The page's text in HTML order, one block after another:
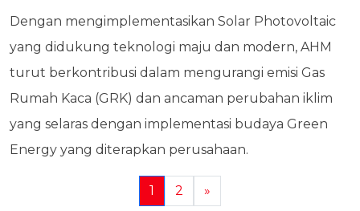
Dengan mengimplementasikan Solar Photovoltaic
yang didukung teknologi maju dan modern, AHM
turut berkontribusi dalam mengurangi emisi Gas
Rumah Kaca (GRK) dan ancaman perubahan iklim
yang selaras dengan implementasi budaya Green
Energy yang diterapkan perusahaan.
1 2 »